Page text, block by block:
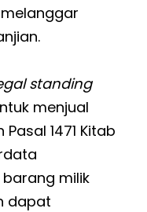
standing
menjual
1471 Kitab
barang milik
dapat